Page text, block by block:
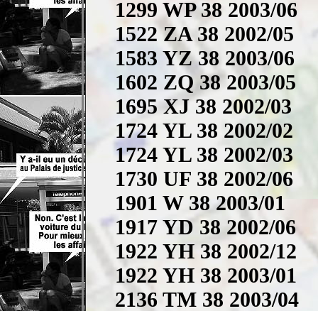
1299 WP 38 2003/06
1522 ZA 38 2002/05
1583 YZ 38 2003/06
1602 ZQ 38 2003/05
1695 XJ 38 2002/03
1724 YL 38 2002/02
1724 YL 38 2002/03
1730 UF 38 2002/06
1901 W 38 2003/01
1917 YD 38 2002/06
1922 YH 38 2002/12
1922 YH 38 2003/01
2136 TM 38 2003/04